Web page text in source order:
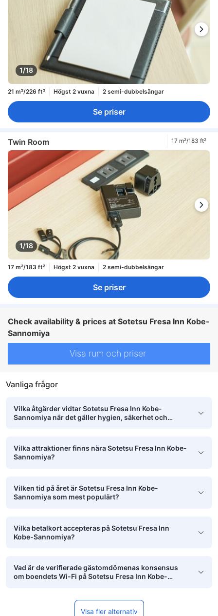
1/18
21 m²/226 ft² Högst 2 vuxna 2 semi-dubbelsängar
Se priser
Twin Room 17 m²/183 ft²
1/18
17 m²/183 ft² Högst 2 vuxna 2 semi-dubbelsängar
Se priser
Check availability & prices at Sotetsu Fresa Inn Kobe-
Sannomiya
Visa rum och priser
Vanliga frågor
Vilka åtgärder vidtar Sotetsu Fresa Inn Kobe-
Sannomiya när det gäller hygien, säkerhet och
Vilka attraktioner finns nära Sotetsu Fresa Inn Kobe-
Sannomiya?
Vilken tid på året är Sotetsu Fresa Inn Kobe-
Sannomiya som mest populärt?
Vilka betalkort accepteras på Sotetsu Fresa Inn
Kobe-Sannomiya?
Vad är de verifierade gästomdömenas konsensus
om boendets Wi-Fi på Sotetsu Fresa Inn Kobe-
Visa fler alternativ